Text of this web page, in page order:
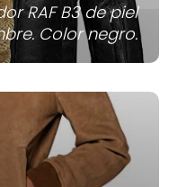
RAF B3 de piel
Color negro.